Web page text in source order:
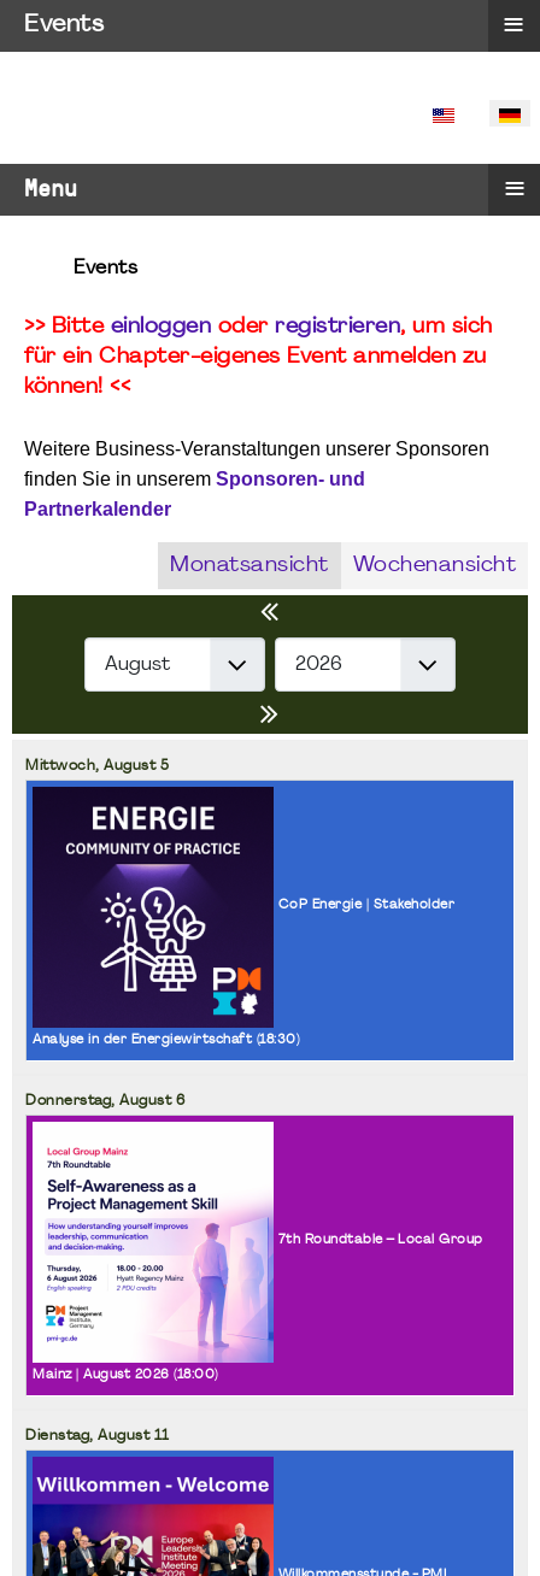
SPRACHE
Menu ≡
Events
>> Bitte einloggen oder registrieren, um sich
für ein Chapter-eigenes Event anmelden zu
können! <<
Weitere Business-Veranstaltungen unserer Sponsoren
finden Sie in unserem Sponsoren- und
Partnerkalender
Monatsansicht Wochenansicht
Mittwoch, August5
CoP Energie | Stakeholder
Analyse in der Energiewirtschaft (18:30)
Donnerstag, August6
7th Roundtable – Local Group
Mainz | August 2026 (18:00)
Dienstag, August11
Events ≡